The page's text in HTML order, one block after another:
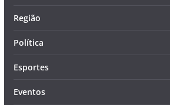
Região
Política
Esportes
Eventos